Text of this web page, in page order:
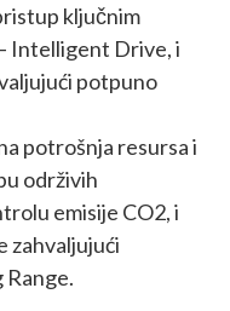
ključnim
Intelligent Drive, i
potpuno
potrošnja resursa i
održivih
emisije CO2, i
zahvaljujući
Range.